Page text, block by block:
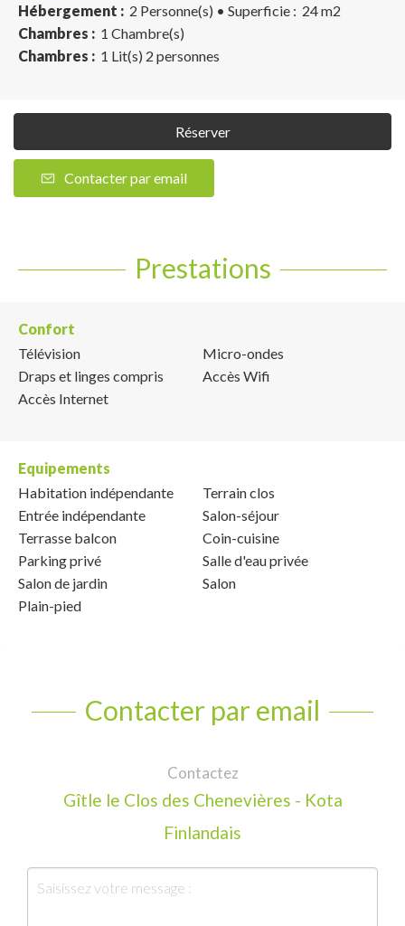
Hébergement : 2 Personne(s) • Superficie : 24 m2
Chambres : 1 Chambre(s)
Chambres : 1 Lit(s) 2 personnes
Réserver
Contacter par email
Prestations
Confort
Télévision
Draps et linges compris
Accès Internet
Micro-ondes
Accès Wifi
Equipements
Habitation indépendante
Entrée indépendante
Terrasse balcon
Parking privé
Salon de jardin
Plain-pied
Terrain clos
Salon-séjour
Coin-cuisine
Salle d'eau privée
Salon
Contacter par email
Contactez
Gîtle le Clos des Chenevières - Kota
Finlandais